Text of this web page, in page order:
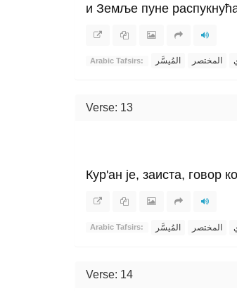
и Земље пуне
Arabic Tafsirs: المُيسَّر المختصر
Verse: 13
Кур'ан је, заиста, говор
Arabic Tafsirs: المُيسَّر المختصر
Verse: 14